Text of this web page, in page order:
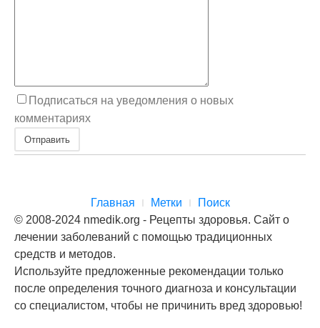
Подписаться на уведомления о новых
комментариях
Отправить
Главная Метки
Поиск
© 2008-2024 nmedik.org - Рецепты здоровья. Сайт о
лечении заболеваний с помощью традиционных
средств и методов.
Используйте предложенные рекомендации только
после определения точного диагноза и консультации
со специалистом, чтобы не причинить вред здоровью!